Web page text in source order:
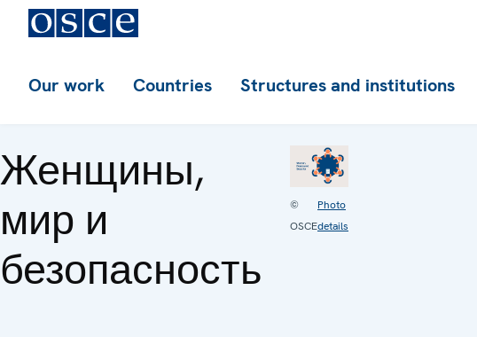
Our work Countries Structures and institutions
Женщины,
мир и
безопасность
©
OSCE
Photo
details